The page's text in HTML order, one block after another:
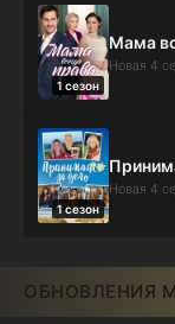
1 сезон
Мама
Новая 4
1 сезон
Новая 4
ОБНОВЛЕНИЯ